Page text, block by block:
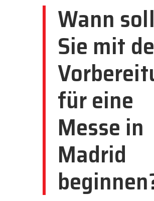
Wann
Sie mit
für eine
Messe in
Madrid